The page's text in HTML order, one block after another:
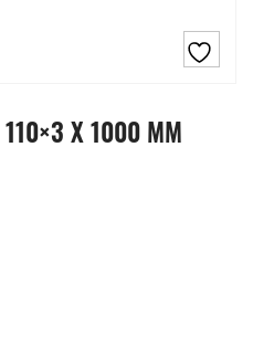
110×3 X 1000 MM